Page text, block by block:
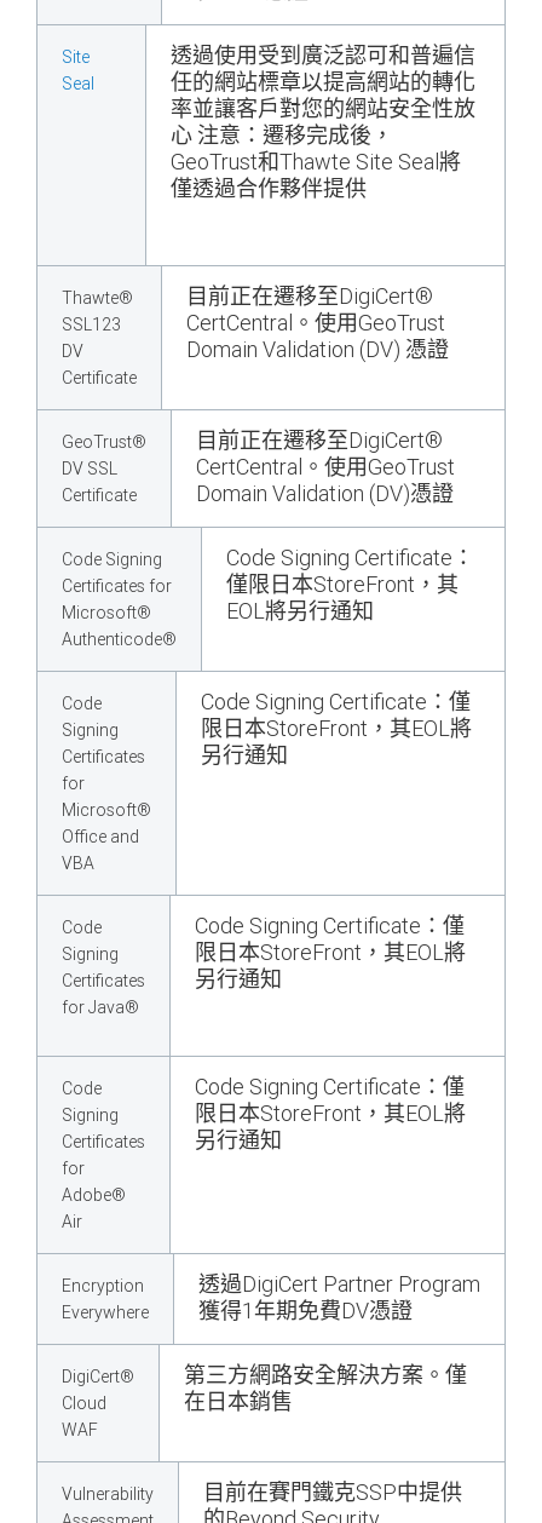
Site
Seal
透過使用受到廣泛認可和普遍信
任的網站標章以提高網站的轉化
率並讓客戶對您的網站安全性放
心 注意：遷移完成後，
GeoTrust和Thawte Site Seal將
僅透過合作夥伴提供
Thawte®
SSL123
DV
Certificate
目前正在遷移至DigiCert®
CertCentral。使用GeoTrust
Domain Validation (DV) 憑證
GeoTrust®
DV SSL
Certificate
目前正在遷移至DigiCert®
CertCentral。使用GeoTrust
Domain Validation (DV)憑證
Code Signing
Certificates for
Microsoft®
Authenticode®
Code Signing Certificate：
僅限日本StoreFront，其
EOL將另行通知
Code
Signing
Certificates
for
Microsoft®
Office and
VBA
Code Signing Certificate：僅
限日本StoreFront，其EOL將
另行通知
Code
Signing
Certificates
for Java®
Code Signing Certificate：僅
限日本StoreFront，其EOL將
另行通知
Code
Signing
Certificates
for
Adobe®
Air
Code Signing Certificate：僅
限日本StoreFront，其EOL將
另行通知
Encryption
Everywhere
透過DigiCert Partner Program
獲得1年期免費DV憑證
DigiCert®
Cloud
WAF
第三方網路安全解決方案。僅
在日本銷售
Vulnerability
目前在賽門鐵克SSP中提供